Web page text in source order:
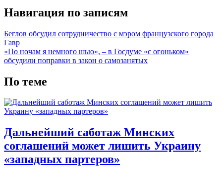
Навигация по записям
Беглов обсудил сотрудничество с мэром французского города
Гавр
«По ночам я немного шью», – в Госдуме «с огоньком»
обсудили поправки в закон о самозанятых
По теме
Дальнейший саботаж Минских
соглашений может лишить Украину
«западных партеров»